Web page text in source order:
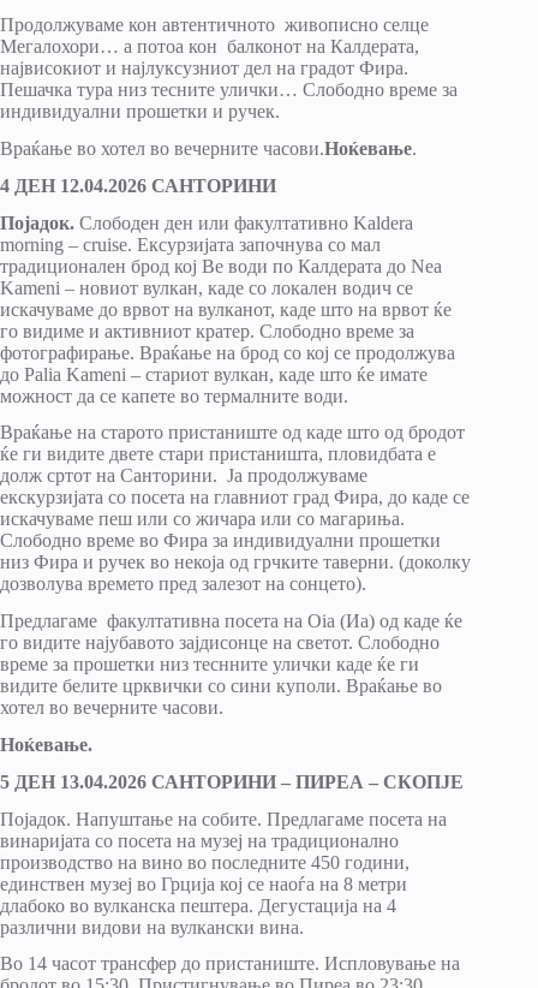
Продолжуваме кон автентичнoто живописно селце
Мегалохори… а потоа кон балконот на Калдерата,
највисокиот и најлуксузниот дел на градот Фира.
Пешачка тура низ тесните улички… Слободно време за
индивидуални прошетки и ручек.
Враќање во хотел во вечерните часови.Ноќевање.
4 ДЕН 12.04.2026 САНТОРИНИ
Појадок. Слободен ден или факултативно Kaldera
morning – cruise. Ексурзијата започнува со мал
традиционален брод кој Ве води по Калдерата до Nea
Kameni – новиот вулкан, каде со локален водич се
искачуваме до врвот на вулканот, каде што на врвот ќе
го видиме и активниот кратер. Слободно време за
фотографирање. Враќање на брод со кој се продолжува
до Palia Kameni – стариот вулкан, каде што ќе имате
можност да се капете во термалните води.
Враќање на старото пристаниште од каде што од бродот
ќе ги видите двете стари пристаништа, пловидбата е
долж сртот на Санторини. Ја продолжуваме
екскурзијата со посета на главниот град Фира, до каде се
искачуваме пеш или со жичара или со магариња.
Слободно време во Фира за индивидуални прошетки
низ Фира и ручек во некоја од грчките таверни. (доколку
дозволува времето пред залезот на сонцето).
Предлагаме факултативна посета на Oia (Иа) од каде ќе
го видите најубавото зајдисонце на светот. Слободно
време за прошетки низ теснните улички каде ќе ги
видите белите црквички со сини куполи. Враќање во
хотел во вечерните часови.
Ноќевање.
5 ДЕН 13.04.2026 САНТОРИНИ – ПИРЕА – СКОПЈЕ
Појадок. Напуштање на собите. Предлагаме посета на
винаријата со посета на музеј на традиционално
производство на вино во последните 450 години,
единствен музеј во Грција кој се наоѓа на 8 метри
длабоко во вулканска пештера. Дегустација на 4
различни видови на вулкански вина.
Во 14 часот трансфер до пристаниште. Испловување на